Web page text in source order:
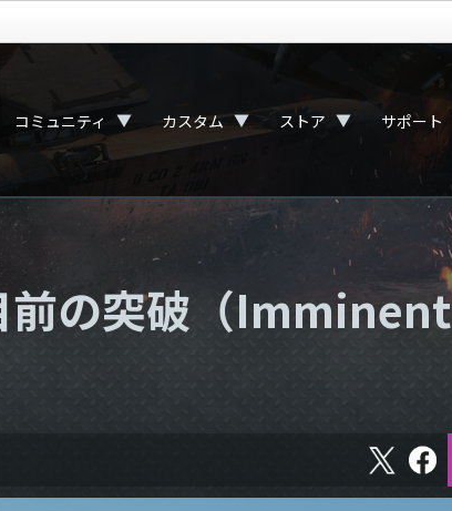
コミュニティ ▼ カスタム ▼ ストア ▼ サポート
前の突破（Imminent
X フ
ェ